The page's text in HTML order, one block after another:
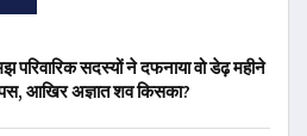
परिवारिक सदस्यों ने दफनाया वो डेढ़ महीने
आखिर अज्ञात शव किसका?